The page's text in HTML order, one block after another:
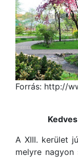
Forrás: http://
A XIII. kerület
melyre